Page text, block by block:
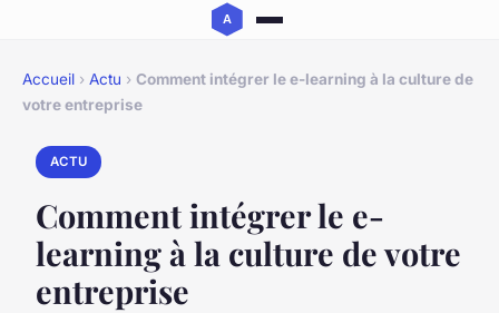
Accueil › Actu › Comment intégrer le e-learning à la culture de
votre entreprise
ACTU
Comment intégrer le e-
learning à la culture de votre
entreprise